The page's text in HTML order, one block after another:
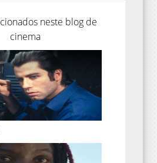
neste blog de
cinema